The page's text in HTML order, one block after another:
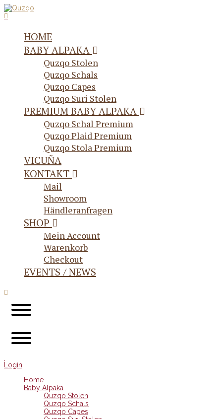
HOME
BABY ALPAKA
Quzqo Stolen
Quzqo Schals
Quzqo Capes
Quzqo Suri Stolen
PREMIUM BABY ALPAKA
Quzqo Schal Premium
Quzqo Plaid Premium
Quzqo Stola Premium
VICUÑA
KONTAKT
Mail
Showroom
Händleranfragen
SHOP
Mein Account
Warenkorb
Checkout
EVENTS / NEWS
Login
Home
Baby Alpaka
Quzqo Stolen
Quzqo Schals
Quzqo Capes